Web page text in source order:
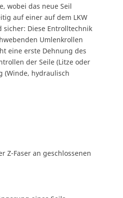
wobei das neue Seil
auf einer auf dem LKW
Diese Entrolltechnik
Umlenkrollen
eine erste Dehnung des
der Seile (Litze oder
(Winde, hydraulisch
Z-Faser an geschlossenen